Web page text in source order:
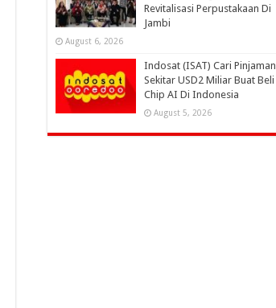
Revitalisasi Perpustakaan Di
Jambi
August 6, 2026
Indosat (ISAT) Cari Pinjaman
Sekitar USD2 Miliar Buat Beli
Chip AI Di Indonesia
August 5, 2026